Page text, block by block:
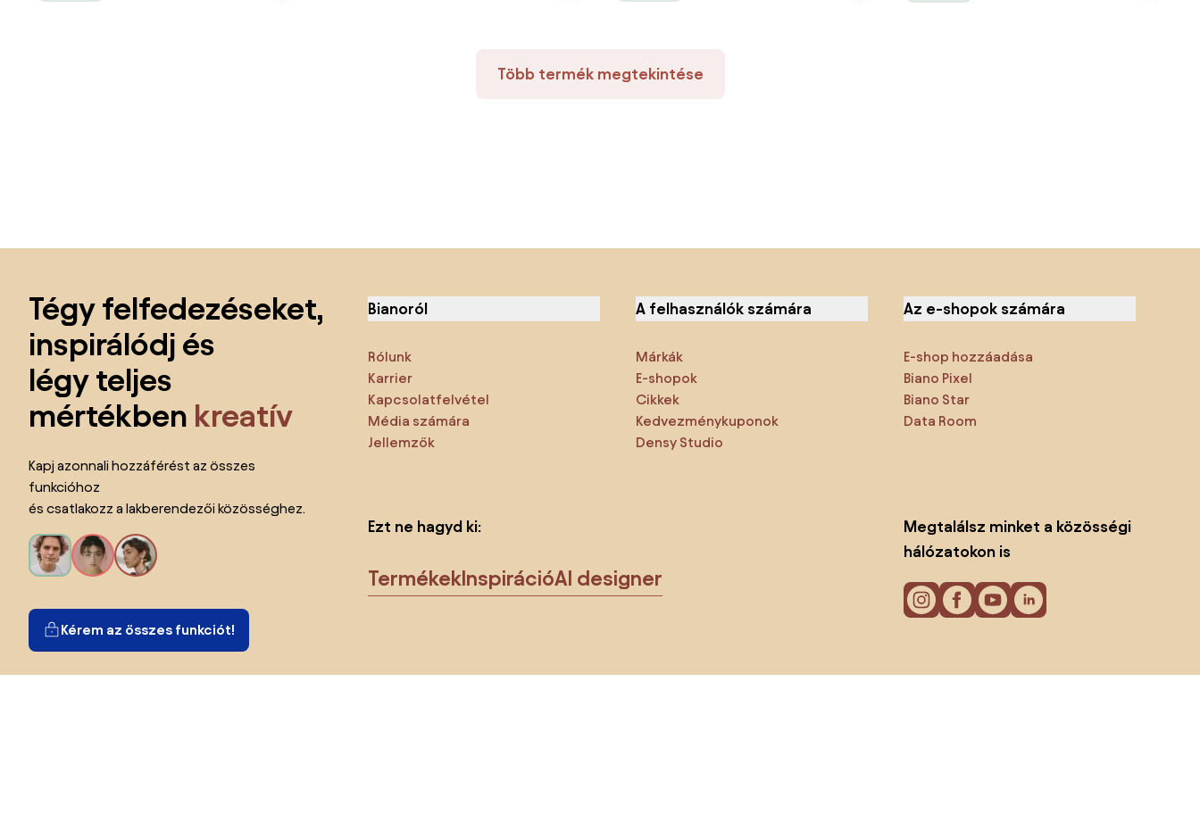
Több termék megtekintése
Tégy felfedezéseket,
inspirálódj és
légy teljes
mértékben kreatív
Kapj azonnali hozzáférést az összes
funkcióhoz
és csatlakozz a lakberendezői közösséghez.
Kérem az összes funkciót!
Bianoról
Rólunk
Karrier
Kapcsolatfelvétel
Média számára
Jellemzők
A felhasználók számára
Márkák
E-shopok
Cikkek
Kedvezménykuponok
Densy Studio
Az e-shopok számára
E-shop hozzáadása
Biano Pixel
Biano Star
Data Room
Ezt ne hagyd ki:
TermékekInspirációAI designer
Megtalálsz minket a közösségi
hálózatokon is